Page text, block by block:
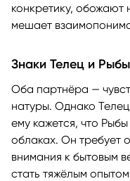
конкретику,
мешает
Знаки Телец и Рыбы
Оба партнёра —
натуры. Однако
ему кажется, что
облаках. Он требует
внимания к бытовым
стать тяжёлым